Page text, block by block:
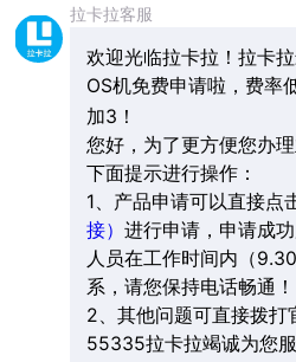
拉卡拉客服
欢迎光临拉卡拉！拉卡
OS机免费申请啦，费率
加3！
您好，为了更方便您办
下面提示进行操作：
1、产品申请可以直接点
接） 进行申请，申请成
人员在工作时间内（
系，请您保持电话畅通！
2、其他问题可直接拨
55335拉卡拉竭诚为您服